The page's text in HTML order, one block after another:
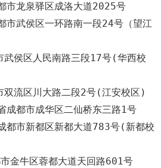
市龙泉驿区成洛大道2025号
市武侯区一环路南一段24号（望江
人民南路三段17号(华西校
川大路二段2号(江安校区)
成都市成华区二仙桥东三路1号
都市新都区新都大道783号(新都校
蓉都大道天回路601号